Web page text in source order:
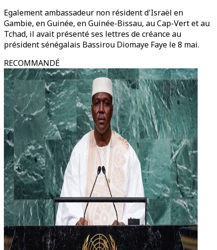
Egalement ambassadeur non résident d'Israël en
Gambie, en Guinée, en Guinée-Bissau, au Cap-Vert et au
Tchad, il avait présenté ses lettres de créance au
président sénégalais Bassirou Diomaye Faye le 8 mai.
RECOMMANDÉ